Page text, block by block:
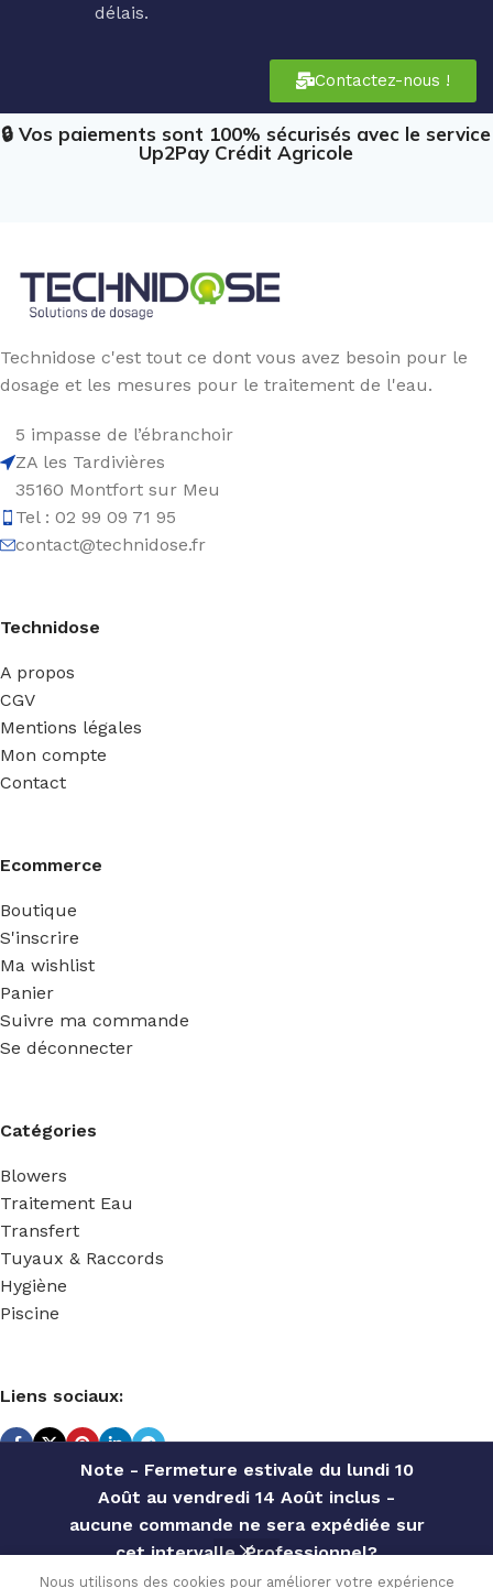
Note - Fermeture estivale du lundi 10
Août au vendredi 14 Août inclus -
aucune commande ne sera expédiée sur
cet intervalle. Professionnel?
Contactez notre service commercial
délais.
Contactez-nous !
🔒 Vos paiements sont 100% sécurisés avec le service
Up2Pay Crédit Agricole
Technidose c'est tout ce dont vous avez besoin pour le
dosage et les mesures pour le traitement de l'eau.
5 impasse de l’ébranchoir
ZA les Tardivières
35160 Montfort sur Meu
Tel : 02 99 09 71 95
contact@technidose.fr
Technidose
A propos
CGV
Mentions légales
Mon compte
Contact
Ecommerce
Boutique
S'inscrire
Ma wishlist
Panier
Suivre ma commande
Se déconnecter
Catégories
Blowers
Traitement Eau
Transfert
Tuyaux & Raccords
Hygiène
Piscine
Liens sociaux:
TECHNIDOSE 2022 Réalisé parACS INFORMATIQUE
Nous utilisons des cookies pour améliorer votre expérience
MixRite
TF5, 5